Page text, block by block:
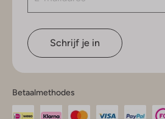
Schrijf je in
Betaalmethodes